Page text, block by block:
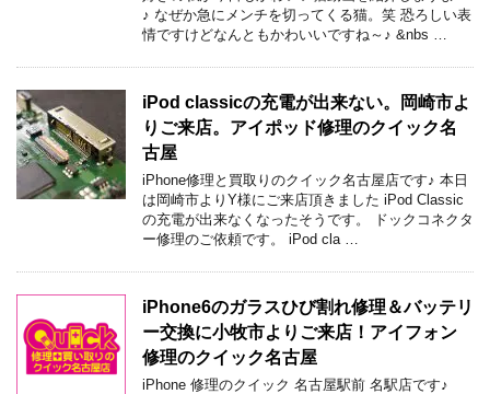
♪ なぜか急にメンチを切ってくる猫。笑 恐ろしい表
情ですけどなんともかわいいですね～♪ &nbs …
iPod classicの充電が出来ない。岡崎市よ
りご来店。アイポッド修理のクイック名
古屋
iPhone修理と買取りのクイック名古屋店です♪ 本日
は岡崎市よりY様にご来店頂きました iPod Classic
の充電が出来なくなったそうです。 ドックコネクタ
ー修理のご依頼です。 iPod cla …
iPhone6のガラスひび割れ修理＆バッテリ
ー交換に小牧市よりご来店！アイフォン
修理のクイック名古屋
iPhone 修理のクイック 名古屋駅前 名駅店です♪